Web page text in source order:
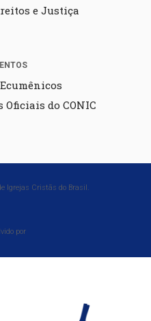
e Justiça
Oficiais do CONIC
Igrejas Cristãs do Brasil.
por